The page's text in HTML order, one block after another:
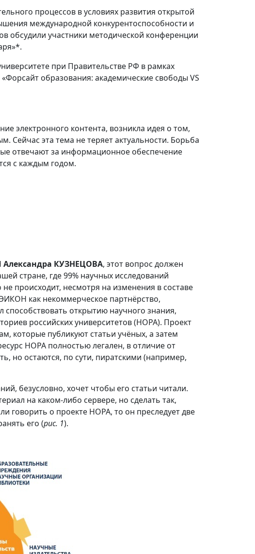
процессов в условиях развития открытой
международной конкурентоспособности и
обсудили участники методической конференции
при Правительстве РФ в рамках
образования: академические свободы VS
электронного контента, возникла идея о том,
Сейчас эта тема не теряет актуальности. Борьба
отвечают за информационное обеспечение
с каждым годом.
Александра КУЗНЕЦОВА, этот вопрос должен
стране, где 99% научных исследований
происходит, несмотря на изменения в составе
как некоммерческое партнёрство,
открытию научного знания,
российских университетов (НОРА). Проект
которые публикуют статьи учёных, а затем
НОРА полностью легален, в отличие от
но остаются, по сути, пиратскими (например,
безусловно, хочет чтобы его статьи читали.
на каком-либо сервере, но сделать так,
говорить о проекте НОРА, то он преследует две
его (рис. 1).